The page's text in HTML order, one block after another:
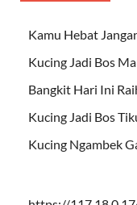
Kamu Hebat
Kucing Jadi Bos
Bangkit Hari Ini
Kucing Jadi Bos
Kucing Ngambek